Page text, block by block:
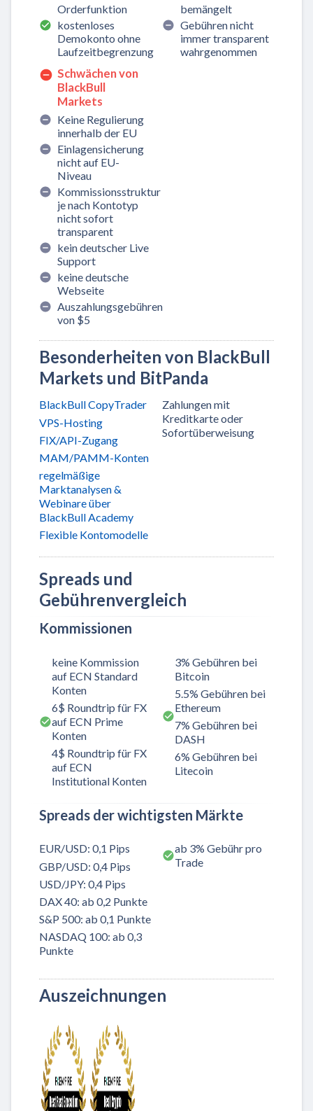
Orderfunktion
kostenloses
Demokonto ohne
Laufzeitbegrenzung
Schwächen von
BlackBull
Markets
Keine Regulierung
innerhalb der EU
Einlagensicherung
nicht auf EU-
Niveau
Kommissionsstruktur
je nach Kontotyp
nicht sofort
transparent
kein deutscher Live
Support
keine deutsche
Webseite
Auszahlungsgebühren
von $5
bemängelt
Gebühren nicht
immer transparent
wahrgenommen
Besonderheiten von BlackBull
Markets und BitPanda
BlackBull CopyTrader
VPS-Hosting
FIX/API-Zugang
MAM/PAMM-Konten
regelmäßige
Marktanalysen &
Webinare über
BlackBull Academy
Flexible Kontomodelle
Zahlungen mit
Kreditkarte oder
Sofortüberweisung
Spreads und
Gebührenvergleich
Kommissionen
keine Kommission
auf ECN Standard
Konten
6$ Roundtrip für FX
auf ECN Prime
Konten
4$ Roundtrip für FX
auf ECN
Institutional Konten
3% Gebühren bei
Bitcoin
5.5% Gebühren bei
Ethereum
7% Gebühren bei
DASH
6% Gebühren bei
Litecoin
Spreads der wichtigsten Märkte
EUR/USD: 0,1 Pips
GBP/USD: 0,4 Pips
USD/JPY: 0,4 Pips
DAX 40: ab 0,2 Punkte
S&P 500: ab 0,1 Punkte
NASDAQ 100: ab 0,3
Punkte
ab 3% Gebühr pro
Trade
Auszeichnungen